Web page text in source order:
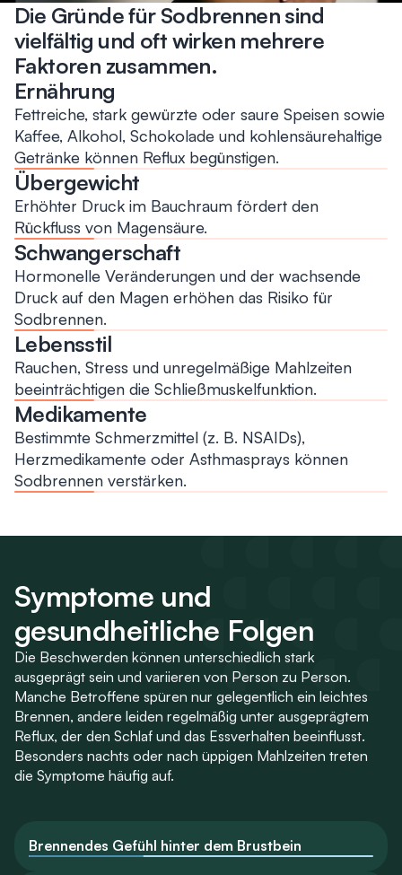
Die Gründe für Sodbrennen sind
vielfältig und oft wirken mehrere
Faktoren zusammen.
Ernährung
Fettreiche, stark gewürzte oder saure Speisen sowie
Kaffee, Alkohol, Schokolade und kohlensäurehaltige
Getränke können Reflux begünstigen.
Übergewicht
Erhöhter Druck im Bauchraum fördert den
Rückfluss von Magensäure.
Schwangerschaft
Hormonelle Veränderungen und der wachsende
Druck auf den Magen erhöhen das Risiko für
Sodbrennen.
Lebensstil
Rauchen, Stress und unregelmäßige Mahlzeiten
beeinträchtigen die Schließmuskelfunktion.
Medikamente
Bestimmte Schmerzmittel (z. B. NSAIDs),
Herzmedikamente oder Asthmasprays können
Sodbrennen verstärken.
Symptome und
gesundheitliche Folgen
Die Beschwerden können unterschiedlich stark
ausgeprägt sein und variieren von Person zu Person.
Manche Betroffene spüren nur gelegentlich ein leichtes
Brennen, andere leiden regelmäßig unter ausgeprägtem
Reflux, der den Schlaf und das Essverhalten beeinflusst.
Besonders nachts oder nach üppigen Mahlzeiten treten
die Symptome häufig auf.
Brennendes Gefühl hinter dem Brustbein